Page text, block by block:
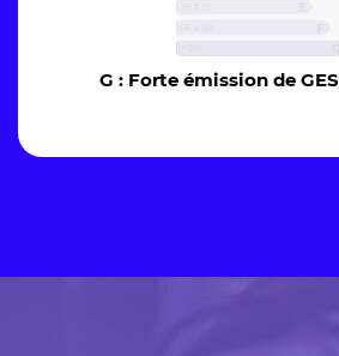
G : Forte émission de GES